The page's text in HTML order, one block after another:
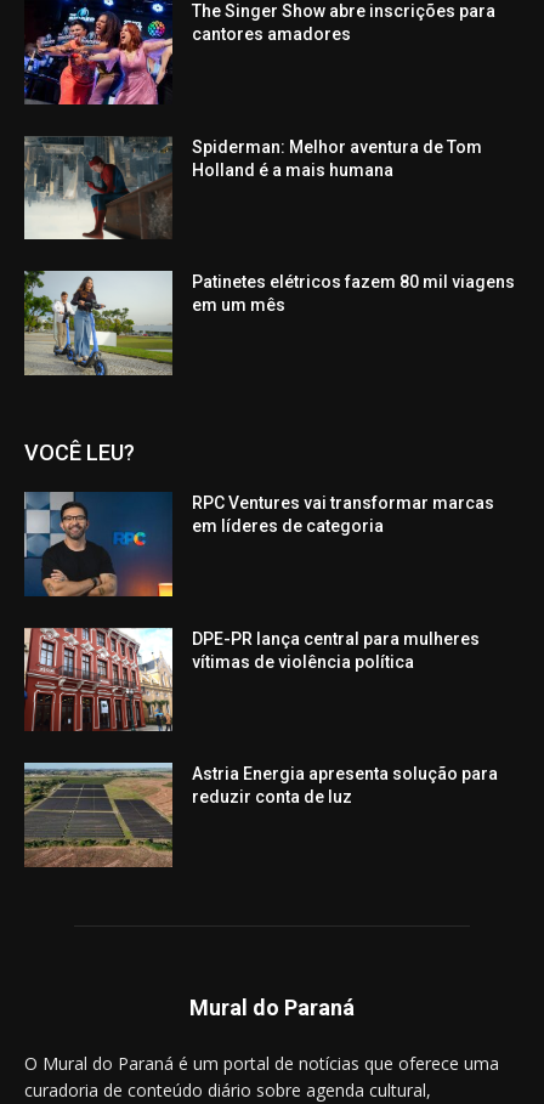
The Singer Show abre inscrições para
cantores amadores
Spiderman: Melhor aventura de Tom
Holland é a mais humana
Patinetes elétricos fazem 80 mil viagens
em um mês
VOCÊ LEU?
RPC Ventures vai transformar marcas
em líderes de categoria
DPE-PR lança central para mulheres
vítimas de violência política
Astria Energia apresenta solução para
reduzir conta de luz
Mural do Paraná
O Mural do Paraná é um portal de notícias que oferece uma
curadoria de conteúdo diário sobre agenda cultural,